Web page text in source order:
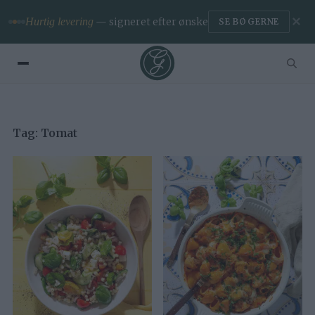
Hurtig levering — signeret efter ønske SE BØGERNE ✕
Tag: Tomat